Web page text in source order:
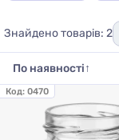
Знайдено товарів: 2
Код: 0470